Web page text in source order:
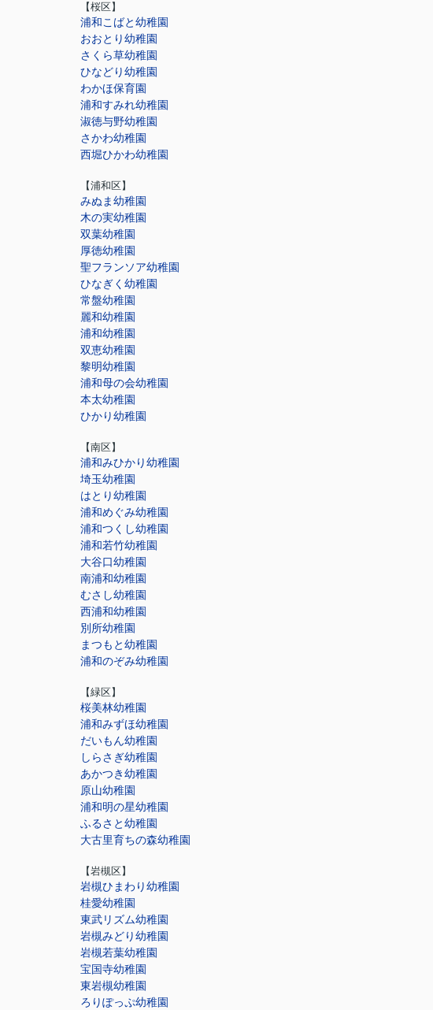
【桜区】
浦和こばと幼稚園
おおとり幼稚園
さくら草幼稚園
ひなどり幼稚園
わかほ保育園
浦和すみれ幼稚園
淑徳与野幼稚園
さかわ幼稚園
西堀ひかわ幼稚園
【浦和区】
みぬま幼稚園
木の実幼稚園
双葉幼稚園
厚徳幼稚園
聖フランソア幼稚園
ひなぎく幼稚園
常盤幼稚園
麗和幼稚園
浦和幼稚園
双恵幼稚園
黎明幼稚園
浦和母の会幼稚園
本太幼稚園
ひかり幼稚園
【南区】
浦和みひかり幼稚園
埼玉幼稚園
はとり幼稚園
浦和めぐみ幼稚園
浦和つくし幼稚園
浦和若竹幼稚園
大谷口幼稚園
南浦和幼稚園
むさし幼稚園
西浦和幼稚園
別所幼稚園
まつもと幼稚園
浦和のぞみ幼稚園
【緑区】
桜美林幼稚園
浦和みずほ幼稚園
だいもん幼稚園
しらさぎ幼稚園
あかつき幼稚園
原山幼稚園
浦和明の星幼稚園
ふるさと幼稚園
大古里育ちの森幼稚園
【岩槻区】
岩槻ひまわり幼稚園
桂愛幼稚園
東武リズム幼稚園
岩槻みどり幼稚園
岩槻若葉幼稚園
宝国寺幼稚園
東岩槻幼稚園
ろりぽっぷ幼稚園